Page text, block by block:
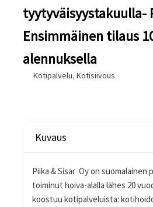
tyytyväisyystakuulla-
Ensimmäinen tilaus
alennuksella
Kotipalvelu,Kotisiivous
Kuvaus
Piika & Sisar Oy on suomalainen
toiminut hoiva-alalla lähes 20
koostuu kotipalveluista: